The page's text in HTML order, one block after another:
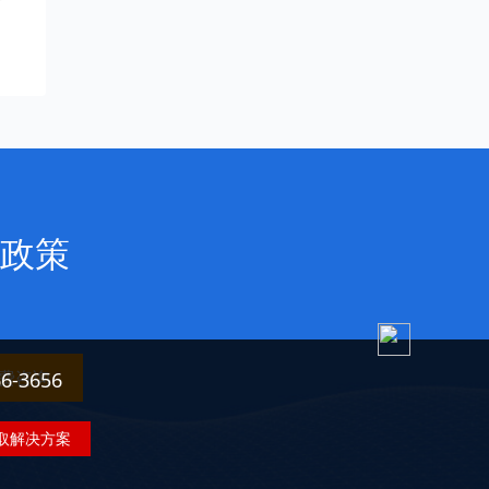
3656
解决方案
策
咨询